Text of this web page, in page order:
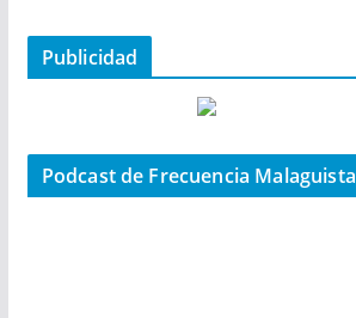
Publicidad
Podcast de Frecuencia Malaguista